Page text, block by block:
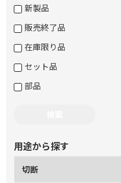
新製品
販売終了品
在庫限り品
セット品
部品
用途から探す
切断